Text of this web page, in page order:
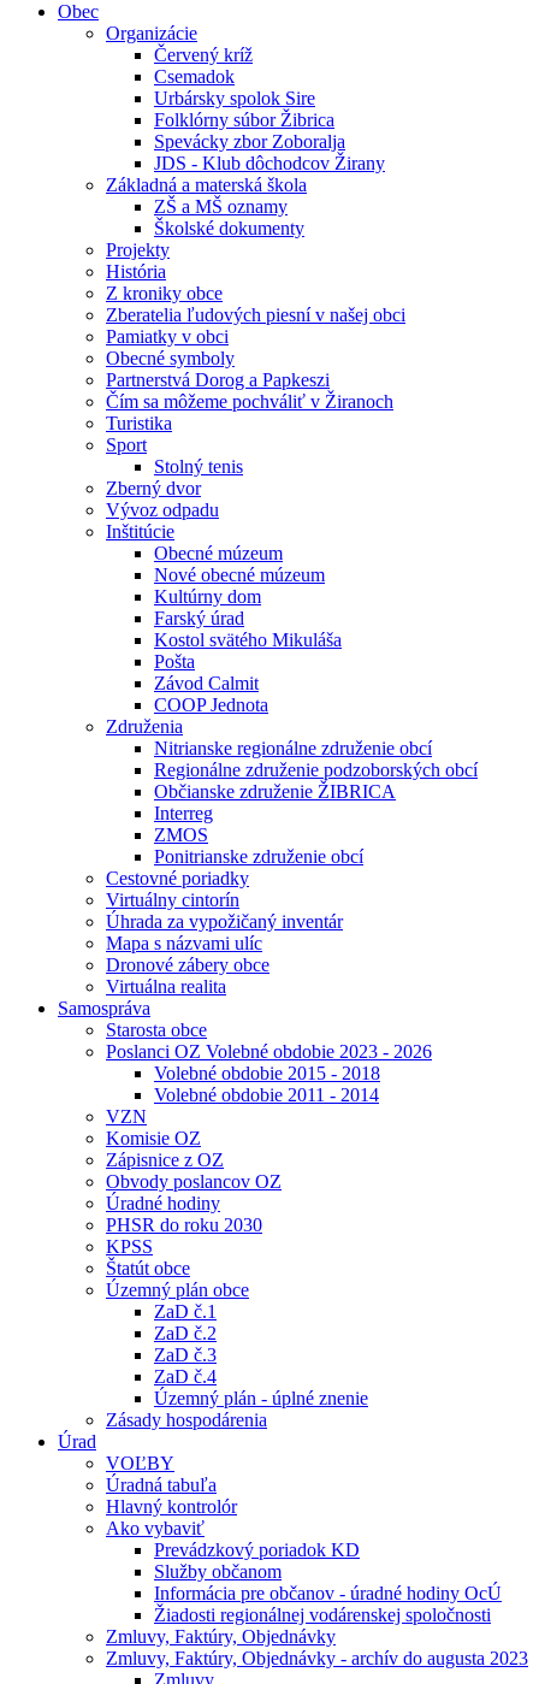
Obec
Organizácie
Červený kríž
Csemadok
Urbársky spolok Sire
Folklórny súbor Žibrica
Spevácky zbor Zoboralja
JDS - Klub dôchodcov Žirany
Základná a materská škola
ZŠ a MŠ oznamy
Školské dokumenty
Projekty
História
Z kroniky obce
Zberatelia ľudových piesní v našej obci
Pamiatky v obci
Obecné symboly
Partnerstvá Dorog a Papkeszi
Čím sa môžeme pochváliť v Žiranoch
Turistika
Sport
Stolný tenis
Zberný dvor
Vývoz odpadu
Inštitúcie
Obecné múzeum
Nové obecné múzeum
Kultúrny dom
Farský úrad
Kostol svätého Mikuláša
Pošta
Závod Calmit
COOP Jednota
Združenia
Nitrianske regionálne združenie obcí
Regionálne združenie podzoborských obcí
Občianske združenie ŽIBRICA
Interreg
ZMOS
Ponitrianske združenie obcí
Cestovné poriadky
Virtuálny cintorín
Úhrada za vypožičaný inventár
Mapa s názvami ulíc
Dronové zábery obce
Virtuálna realita
Samospráva
Starosta obce
Poslanci OZ Volebné obdobie 2023 - 2026
Volebné obdobie 2015 - 2018
Volebné obdobie 2011 - 2014
VZN
Komisie OZ
Zápisnice z OZ
Obvody poslancov OZ
Úradné hodiny
PHSR do roku 2030
KPSS
Štatút obce
Územný plán obce
ZaD č.1
ZaD č.2
ZaD č.3
ZaD č.4
Územný plán - úplné znenie
Zásady hospodárenia
Úrad
VOĽBY
Úradná tabuľa
Hlavný kontrolór
Ako vybaviť
Prevádzkový poriadok KD
Služby občanom
Informácia pre občanov - úradné hodiny OcÚ
Žiadosti regionálnej vodárenskej spoločnosti
Zmluvy, Faktúry, Objednávky
Zmluvy, Faktúry, Objednávky - archív do augusta 2023
Zmluvy